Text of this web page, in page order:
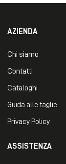
AZIENDA
Chi siamo
Contatti
Cataloghi
Guida alle taglie
Privacy Policy
ASSISTENZA